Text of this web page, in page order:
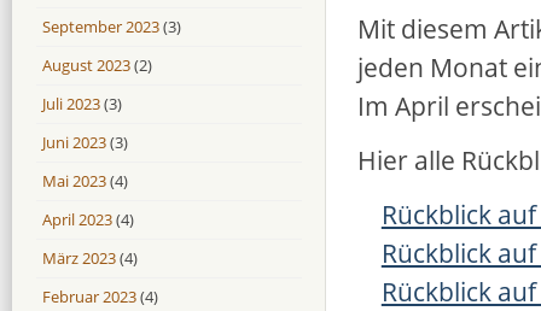
Mit diesem
jeden Monat
Im April
Hier alle
Rückblick
Rückblick
Rückblick
September 2023(3)
August 2023(2)
Juli 2023(3)
Juni 2023(3)
Mai 2023(4)
April 2023(4)
März 2023(4)
Februar 2023(4)